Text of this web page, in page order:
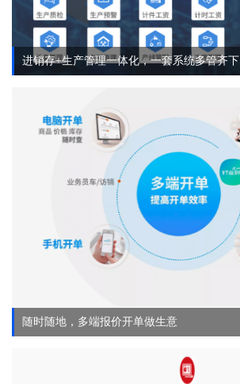
进销存+生产管理一体化，一套系统多管齐下
随时随地，多端报价开单做生意